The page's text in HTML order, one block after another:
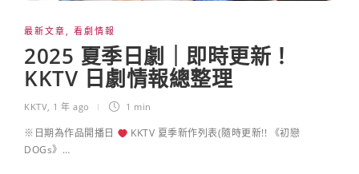
最新文章, 看劇情報
2025 夏季日劇｜即時更新！
KKTV 日劇情報總整理
KKTV, 1 年 ago 1 min
※日期為作品開播日
KKTV 夏季新作列表(隨時更新!! 《初戀
DOGs》…